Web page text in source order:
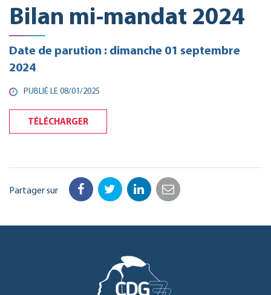
Bilan mi-mandat 2024
Date de parution : dimanche 01 septembre
2024
PUBLIÉ LE 08/01/2025
TÉLÉCHARGER
Partager sur Facebook
TwitterLinkedIn
Email